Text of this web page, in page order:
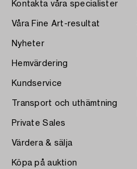
Kontakta våra specialister
Våra Fine Art-resultat
Nyheter
Hemvärdering
Kundservice
Transport och uthämtning
Private Sales
Värdera & sälja
Köpa på auktion